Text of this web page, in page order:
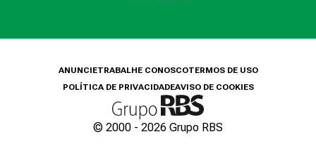
ANUNCIETRABALHE CONOSCOTERMOS DE USO
POLÍTICA DE PRIVACIDADEAVISO DE COOKIES
© 2000 - 2026 Grupo RBS